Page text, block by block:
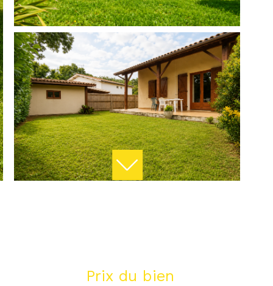
Prix du bien